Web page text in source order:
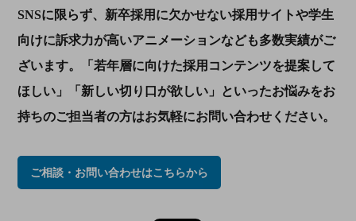
SNSに限らず、新卒採用に欠かせない採用サイトや学生
向けに訴求力が高いアニメーションなども多数実績がご
ざいます。「若年層に向けた採用コンテンツを提案して
ほしい」「新しい切り口が欲しい」といったお悩みをお
持ちのご担当者の方はお気軽にお問い合わせください。
ご相談・お問い合わせはこちらから